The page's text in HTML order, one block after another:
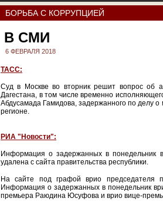
БОРЬБА С КОРРУПЦИЕЙ
В СМИ
6 ФЕВРАЛЯ 2018
ТАСС:
Суд в Москве во вторник решит вопрос об
Дагестана, в том числе временно
Абдусамада Гамидова, задержанного по делу
регионе.
РИА "Новости":
Информация о задержанных в понедельник
удалена с сайта правительства республики.
На сайте под графой врио председателя
Информация о задержанных в понедельник
премьера Раюдина Юсуфова и врио вице-